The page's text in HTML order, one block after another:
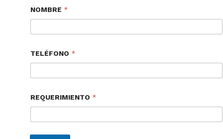
NOMBRE *
TELÉFONO *
REQUERIMIENTO *